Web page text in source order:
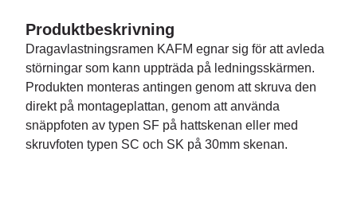
Produktbeskrivning
Dragavlastningsramen KAFM egnar sig för att avleda
störningar som kann uppträda på ledningsskärmen.
Produkten monteras antingen genom att skruva den
direkt på montageplattan, genom att använda
snäppfoten av typen SF på hattskenan eller med
skruvfoten typen SC och SK på 30mm skenan.